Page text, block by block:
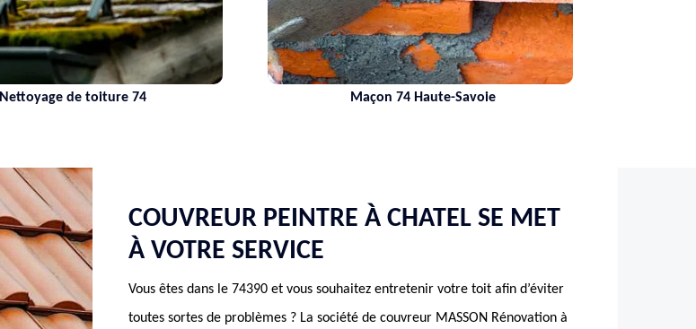
Nettoyage de toiture 74 Maçon 74 Haute-Savoie
COUVREUR PEINTRE À CHATEL SE MET
À VOTRE SERVICE
Vous êtes dans le 74390 et vous souhaitez entretenir votre toit afin d’éviter
toutes sortes de problèmes ? La société de couvreur MASSON Rénovation à